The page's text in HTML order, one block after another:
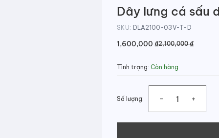
Dây lưng cá sấu
SKU: DLA2100-03V-T-D
2,100,000₫
Giá
là:
1,600,000 ₫
Giá
tại
1,600,000 ₫.
Tình trạng: Còn hàng
Số lượng:
Dây lưng cá sấu dây liền